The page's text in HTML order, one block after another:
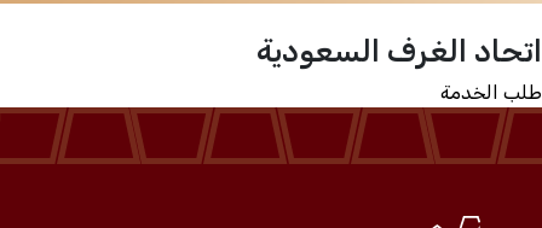
تعرف علينا
الخدمات
المركز الإعلامي
اتحاد الغرف السعودية
طلب الخدمة